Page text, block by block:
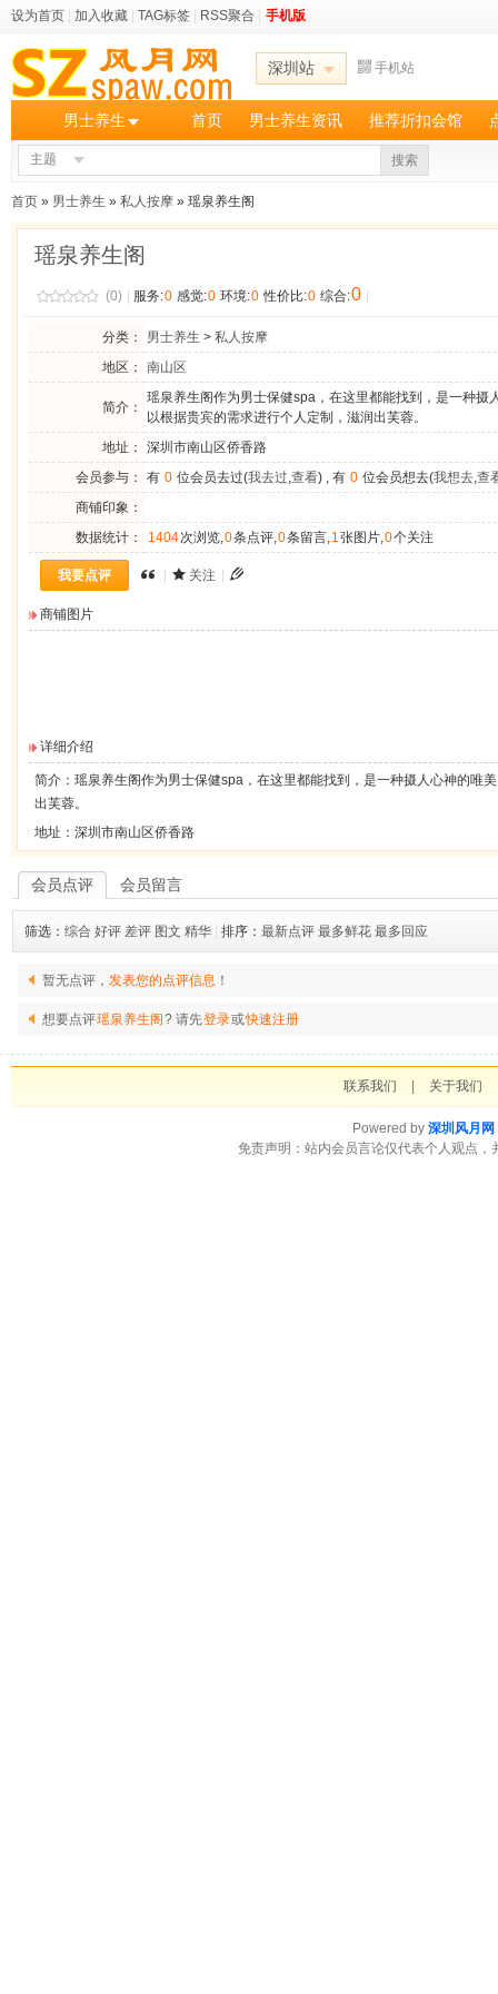
设为首页 加入收藏 TAG标签 RSS聚合 手机版
深圳站 手机站
男士养生 首页 男士养生资讯 推荐折扣会馆
主题 搜索
首页 » 男士养生 » 私人按摩 » 瑶泉养生阁
瑶泉养生阁
(0) 服务:0 感觉:0 环境:0 性价比:0 综合:0
分类： 男士养生 > 私人按摩
地区：
南山区
简介：
瑶泉养生阁作为男士保健spa，在这里都能找到，是一种摄
以根据贵宾的需求进行个人定制，滋润出芙蓉。
地址：
深圳市南山区侨香路
会员参与：
有 0 位会员去过(我去过,查看) , 有 0 位会员想去(我想去,查
商铺印象：
数据统计：
1404次浏览,0条点评,0条留言,1张图片,0个关注
我要点评 关注
商铺图片
详细介绍
简介：瑶泉养生阁作为男士保健spa，在这里都能找到，是一种摄人心神的唯
出芙蓉。
地址：深圳市南山区侨香路
会员点评 会员留言
筛选： 综合 好评 差评 图文 精华 排序： 最新点评 最多鲜花 最多回应
暂无点评， 发表您的点评信息 ！
想要点评瑶泉养生阁? 请先登录或快速注册
联系我们 关于我们
Powered by 深圳风月网
免责声明：站内会员言论仅代表个人观点